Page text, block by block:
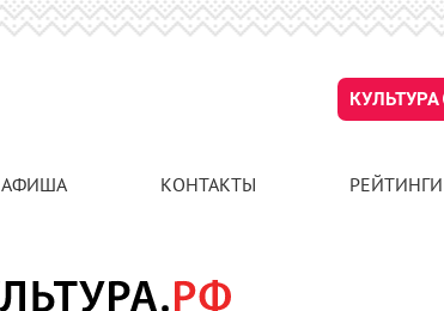
КУЛЬТУРА
АФИША КОНТАКТЫ РЕЙТИНГИ